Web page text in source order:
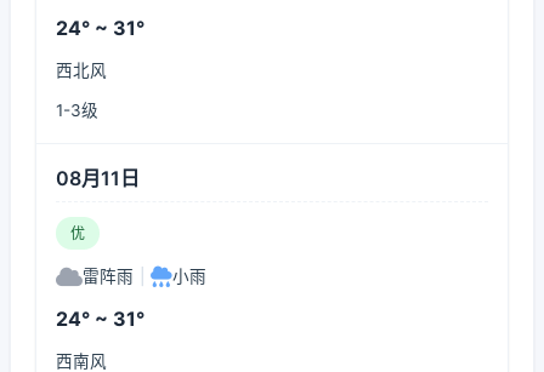
24° ~ 31°
西北风
1-3级
08月11日
优
雷阵雨 小雨
24° ~ 31°
西南风